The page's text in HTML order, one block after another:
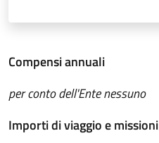
Compensi annuali
per conto dell'Ente nessuno
Importi di viaggio e missioni